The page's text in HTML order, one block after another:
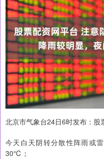
北京市气象台24日6时发布：股
今天白天阴转分散性阵雨或
30℃；